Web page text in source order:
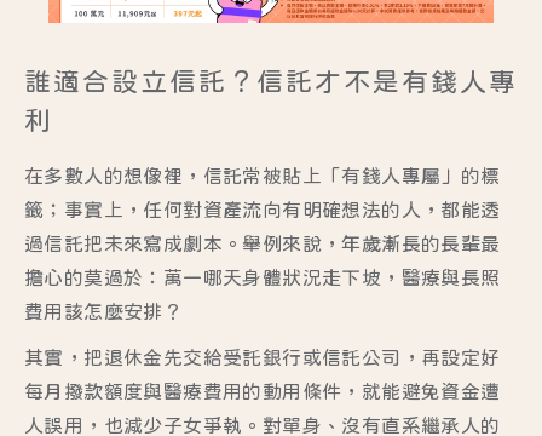
誰適合設立信託？信託才不是有錢人專
利
在多數人的想像裡，信託常被貼上「有錢人專屬」的標
籤；事實上，任何對資產流向有明確想法的人，都能透
過信託把未來寫成劇本。舉例來說，年歲漸長的長輩最
擔心的莫過於：萬一哪天身體狀況走下坡，醫療與長照
費用該怎麼安排？
其實，把退休金先交給受託銀行或信託公司，再設定好
每月撥款額度與醫療費用的動用條件，就能避免資金遭
人誤用，也減少子女爭執。對單身、沒有直系繼承人的